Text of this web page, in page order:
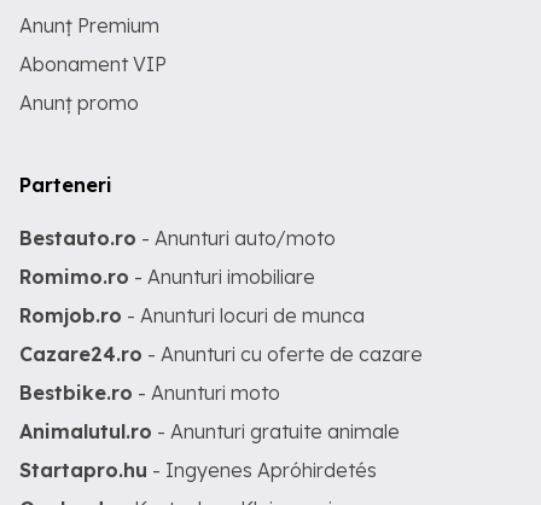
Anunț Premium
Abonament VIP
Anunț promo
Parteneri
Bestauto.ro - Anunturi auto/moto
Romimo.ro - Anunturi imobiliare
Romjob.ro - Anunturi locuri de munca
Cazare24.ro - Anunturi cu oferte de cazare
Bestbike.ro - Anunturi moto
Animalutul.ro - Anunturi gratuite animale
Startapro.hu - Ingyenes Apróhirdetés